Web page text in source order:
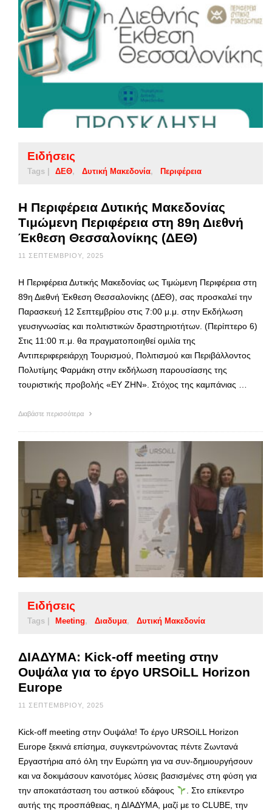
Ειδήσεις
Tags | ΔΕΘ Δυτική Μακεδονία Περιφέρεια
Η Περιφέρεια Δυτικής Μακεδονίας
Τιμώμενη Περιφέρεια στη 89η Διεθνή
Έκθεση Θεσσαλονίκης (ΔΕΘ)
11 ΣΕΠΤΕΜΒΡΊΟΥ, 2025
Η Περιφέρεια Δυτικής Μακεδονίας ως Τιμώμενη Περιφέρεια στη
89η Διεθνή Έκθεση Θεσσαλονίκης (ΔΕΘ), σας προσκαλεί την
Παρασκευή 12 Σεπτεμβρίου στις 7:00 μ.μ. στην Εκδήλωση
γευσιγνωσίας και πολιτιστικών δραστηριοτήτων. (Περίπτερο 6)
Στις 11:00 π.μ. θα πραγματοποιηθεί ομιλία της
Αντιπεριφερειάρχη Τουρισμού, Πολιτισμού και Περιβάλλοντος
Πολυτίμης Φαρμάκη στην εκδήλωση παρουσίασης της
τουριστικής προβολής «ΕΥ ΖΗΝ». Στόχος της καμπάνιας …
Διαβάστε περισσότερα
Ειδήσεις
Tags | Meeting Διαδυμα Δυτική Μακεδονία
ΔΙΑΔΥΜΑ: Kick-off meeting στην
Ουψάλα για το έργο URSOiLL Horizon
Europe
11 ΣΕΠΤΕΜΒΡΊΟΥ, 2025
Kick-off meeting στην Ουψάλα! Το έργο URSOiLL Horizon
Europe ξεκινά επίσημα, συγκεντρώνοντας πέντε Ζωντανά
Εργαστήρια από όλη την Ευρώπη για να συν-δημιουργήσουν
και να δοκιμάσουν καινοτόμες λύσεις βασισμένες στη φύση για
την αποκατάσταση του αστικού εδάφους
. Στο επίκεντρο
αυτής της προσπάθειας, η ΔΙΑΔΥΜΑ, μαζί με το CLUBE, την